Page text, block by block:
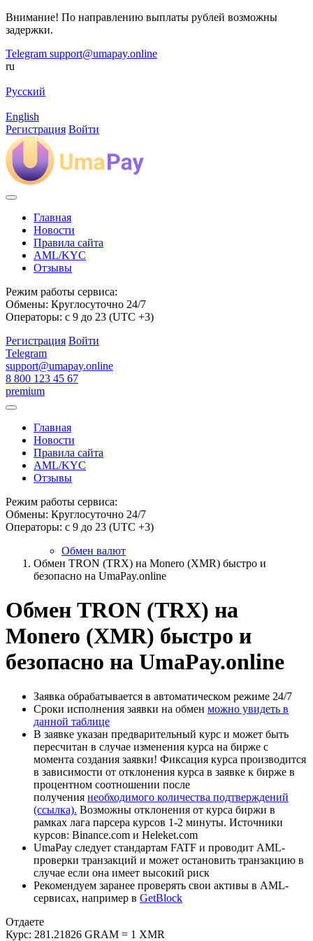
Внимание! По направлению выплаты рублей возможны
задержки.
Telegram support@umapay.online
ru
Русский
English
Регистрация Войти
Главная
Новости
Правила сайта
AML/KYC
Отзывы
Режим работы сервиса:
Обмены: Круглосуточно 24/7
Операторы: с 9 до 23 (UTC +3)
Регистрация Войти
Telegram
support@umapay.online
8 800 123 45 67
premium
Главная
Новости
Правила сайта
AML/KYC
Отзывы
Режим работы сервиса:
Обмены: Круглосуточно 24/7
Операторы: с 9 до 23 (UTC +3)
Обмен валют
Обмен TRON (TRX) на Monero (XMR) быстро и
безопасно на UmaPay.online
Обмен TRON (TRX) на
Monero (XMR) быстро и
безопасно на UmaPay.online
Заявка обрабатывается в автоматическом режиме 24/7
Сроки исполнения заявки на обмен можно увидеть в
данной таблице
В заявке указан предварительный курс и может быть
пересчитан в случае изменения курса на бирже с
момента создания заявки! Фиксация курса производится
в зависимости от отклонения курса в заявке к бирже в
процентном соотношении после
получения необходимого количества подтверждений
(ссылка). Возможны отклонения от курса биржи в
рамках лага парсера курсов 1-2 минуты. Источники
курсов: Binance.com и Heleket.com
UmaPay следует стандартам FATF и проводит AML-
проверки транзакций и может остановить транзакцию в
случае если она имеет высокий риск
Рекомендуем заранее проверять свои активы в AML-
сервисах, например в GetBlock
Отдаете
Курс: 281.21826 GRAM = 1 XMR